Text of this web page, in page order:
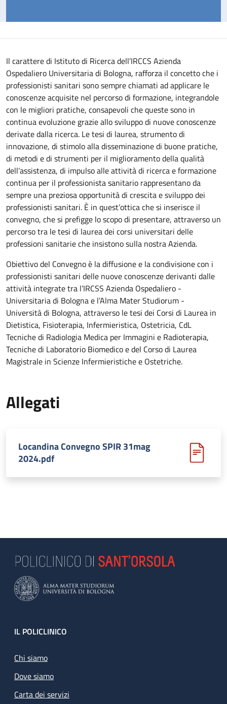
Il carattere di Istituto di Ricerca dell’IRCCS Azienda
Ospedaliero Universitaria di Bologna, rafforza il concetto che i
professionisti sanitari sono sempre chiamati ad applicare le
conoscenze acquisite nel percorso di formazione, integrandole
con le migliori pratiche, consapevoli che queste sono in
continua evoluzione grazie allo sviluppo di nuove conoscenze
derivate dalla ricerca. Le tesi di laurea, strumento di
innovazione, di stimolo alla disseminazione di buone pratiche,
di metodi e di strumenti per il miglioramento della qualità
dell’assistenza, di impulso alle attività di ricerca e formazione
continua per il professionista sanitario rappresentano da
sempre una preziosa opportunità di crescita e sviluppo dei
professionisti sanitari. È in quest’ottica che si inserisce il
convegno, che si prefigge lo scopo di presentare, attraverso un
percorso tra le tesi di laurea dei corsi universitari delle
professioni sanitarie che insistono sulla nostra Azienda.
Obiettivo del Convegno è la diffusione e la condivisione con i
professionisti sanitari delle nuove conoscenze derivanti dalle
attività integrate tra l’IRCSS Azienda Ospedaliero -
Universitaria di Bologna e l’Alma Mater Studiorum -
Università di Bologna, attraverso le tesi dei Corsi di Laurea in
Dietistica, Fisioterapia, Infermieristica, Ostetricia, CdL
Tecniche di Radiologia Medica per Immagini e Radioterapia,
Tecniche di Laboratorio Biomedico e del Corso di Laurea
Magistrale in Scienze Infermieristiche e Ostetriche.
Allegati
Locandina Convegno SPIR 31mag
2024.pdf
Footer
IL POLICLINICO
Chi siamo
Dove siamo
Carta dei servizi